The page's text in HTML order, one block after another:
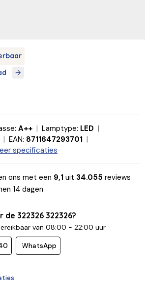
A++ Lamptype: LED
EAN: 8711647293701
specificaties
ons met een 9,1 uit 34.055 reviews
14 dagen
322326 322326?
van 08:00 - 22:00 uur
WhatsApp